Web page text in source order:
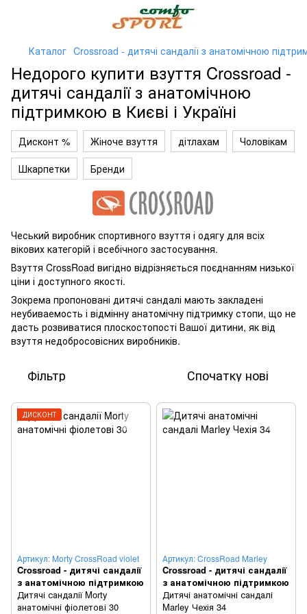
Каталог Crossroad - дитячі сандалії з анатомічною
Недорого купити взуття Crossroad -
дитячі сандалії з анатомічною
підтримкою в Києві і Україні
Дисконт % Жіноче взуття дітлахам
Чоловікам
Шкарпетки
Бренди
Чеський виробник спортивного взуття і одягу для всіх
вікових категорій і всебічного застосування.
Взуття CrossRoad вигідно відрізняється поєднанням низької
ціни і доступного якості.
Зокрема пропоновані дитячі сандалі мають закладені
неубиваемость і відмінну анатомічну підтримку стопи, що не
дасть розвиватися плоскостопості Вашої дитини, як від
взуття недобросовісних виробників.
Фільтр Спочатку нові
ДИСКОНТ
Артикул: Morty CrossRoad violet
Crossroad - дитячі сандалії
з анатомічною підтримкою
Дитячі сандалії Morty
анатомічні фіолетові 30
Артикул: CrossRoad Marley
Crossroad - дитячі сандалії
з анатомічною підтримкою
Дитячі анатомічні сандалі
Marley Чехія 34